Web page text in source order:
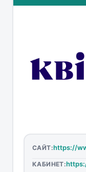
САЙТ:https://
КАБИНЕТ: